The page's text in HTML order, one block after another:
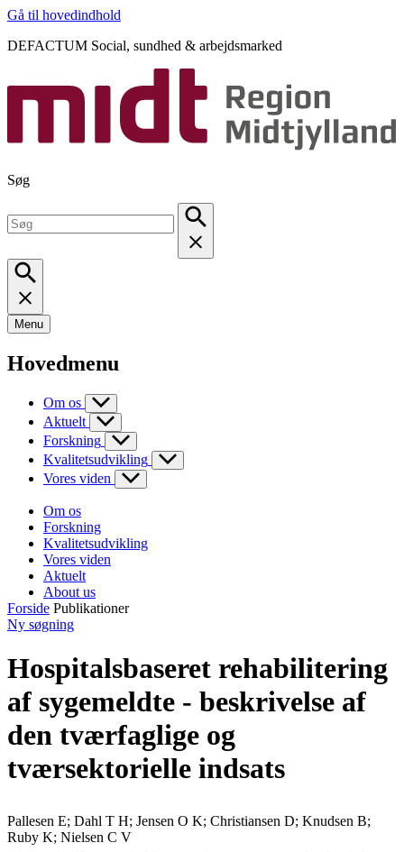
Gå til hovedindhold
DEFACTUM Social, sundhed & arbejdsmarked
Søg
Menu
Hovedmenu
Om os
Aktuelt
Forskning
Kvalitetsudvikling
Vores viden
Om os
Forskning
Kvalitetsudvikling
Vores viden
Aktuelt
About us
Forside Publikationer
Ny søgning
Hospitalsbaseret rehabilitering
af sygemeldte - beskrivelse af
den tværfaglige og
tværsektorielle indsats
Pallesen E; Dahl T H; Jensen O K; Christiansen D; Knudsen B;
Ruby K; Nielsen C V